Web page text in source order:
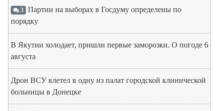
3 Партии на выборах в Госдуму определены по
порядку
В Якутии холодает, пришли первые заморозки. О погоде 6
августа
Дрон ВСУ влетел в одну из палат городской клинической
больницы в Донецке